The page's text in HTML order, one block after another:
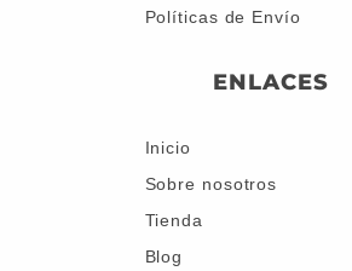
Políticas de Envío
ENLACES
Inicio
Sobre nosotros
Tienda
Blog